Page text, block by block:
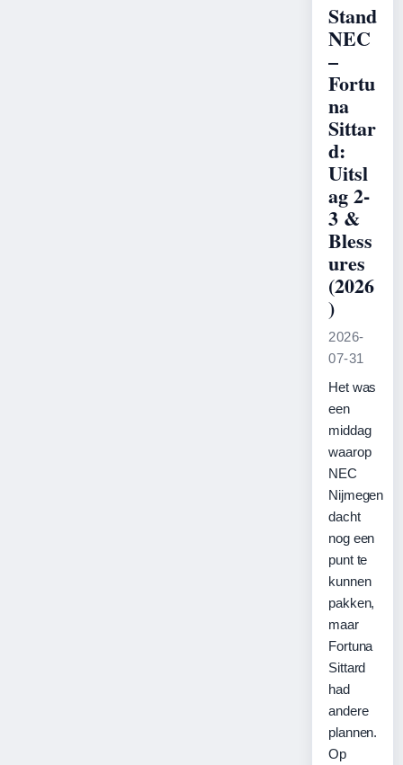
Stand
NEC
–
Fortu
na
Sittar
d:
Uitsl
ag 2-
3 &
Bless
ures
(2026
)
2026-
07-31
Het was
een
middag
waarop
NEC
Nijmegen
dacht
nog een
punt te
kunnen
pakken,
maar
Fortuna
Sittard
had
andere
plannen.
Op